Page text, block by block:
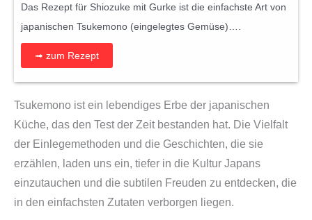
Das Rezept für Shiozuke mit Gurke ist die einfachste Art von
japanischen Tsukemono (eingelegtes Gemüse)….
➟ zum Rezept
Tsukemono ist ein lebendiges Erbe der japanischen
Küche, das den Test der Zeit bestanden hat. Die Vielfalt
der Einlegemethoden und die Geschichten, die sie
erzählen, laden uns ein, tiefer in die Kultur Japans
einzutauchen und die subtilen Freuden zu entdecken, die
in den einfachsten Zutaten verborgen liegen.